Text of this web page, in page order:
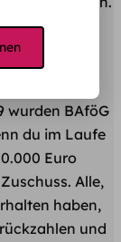
wie bei
Strich
wurden BAföG
du im Laufe
Euro
Alle,
haben,
und